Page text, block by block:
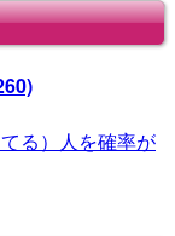
る）人を確率が